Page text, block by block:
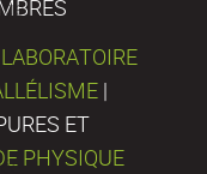
LABORATOIRE
|
ET
PHYSIQUE